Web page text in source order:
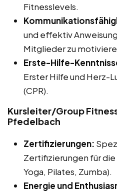
Fitnesslevels.
und effektiv
Mitglieder zu
Erste-Hilfe-
Erster Hilfe und Herz-
(CPR).
Kursleiter/Group
Pfedelbach
Zertifizierungen:
Zertifizierungen für
Yoga, Pilates, Zumba).
Energie und